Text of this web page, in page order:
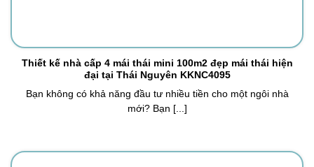
Thiết kế nhà cấp 4 mái thái mini 100m2 đẹp mái thái hiện
đại tại Thái Nguyên KKNC4095
Bạn không có khả năng đầu tư nhiều tiền cho một ngôi nhà
mới? Bạn [...]